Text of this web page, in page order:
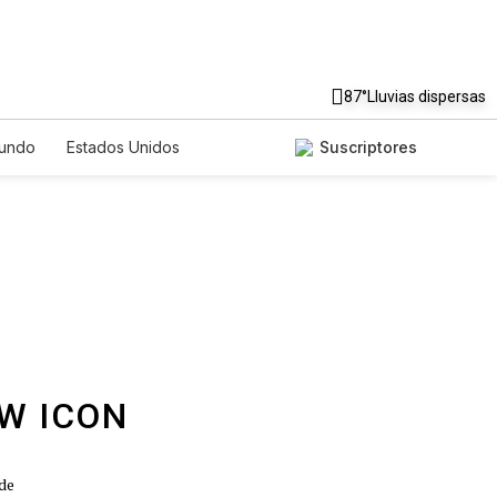
87°Lluvias dispersas
Estados Unidos
Suscriptores